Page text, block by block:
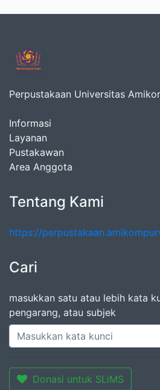
Perpustakaan Universitas
Informasi
Layanan
Pustakawan
Area Anggota
Tentang Kami
https://
Cari
masukkan satu atau lebih kata
pengarang, atau subjek
Donasi untuk SLiMS